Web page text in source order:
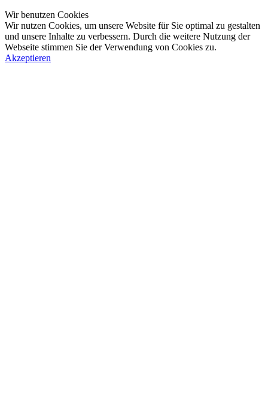
Wir benutzen Cookies
Wir nutzen Cookies, um unsere Website für Sie optimal zu gestalten
und unsere Inhalte zu verbessern. Durch die weitere Nutzung der
Webseite stimmen Sie der Verwendung von Cookies zu.
Akzeptieren